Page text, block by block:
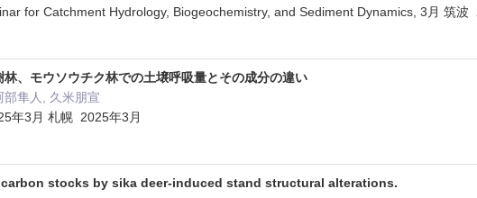
for Catchment Hydrology, Biogeochemistry, and Sediment Dynamics, 3月 筑波
林、モウソウチク林での土壌呼吸量とその成分の違い
隼人, 久米朋宣
年3月 札幌 2025年3月
stocks by sika deer-induced stand structural alterations.